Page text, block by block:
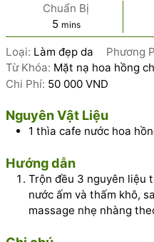
Chuẩn Bị
5 mins
Loại: Làm đẹp da Phương
Từ Khóa: Mặt nạ hoa hồng
Chi Phí: 50 000 VND
Nguyên Vật Liệu
1 thìa cafe nước hoa
Hướng dẫn
Trộn đều 3 nguyên liệu
nước ấm và thấm khô,
massage nhẹ nhàng